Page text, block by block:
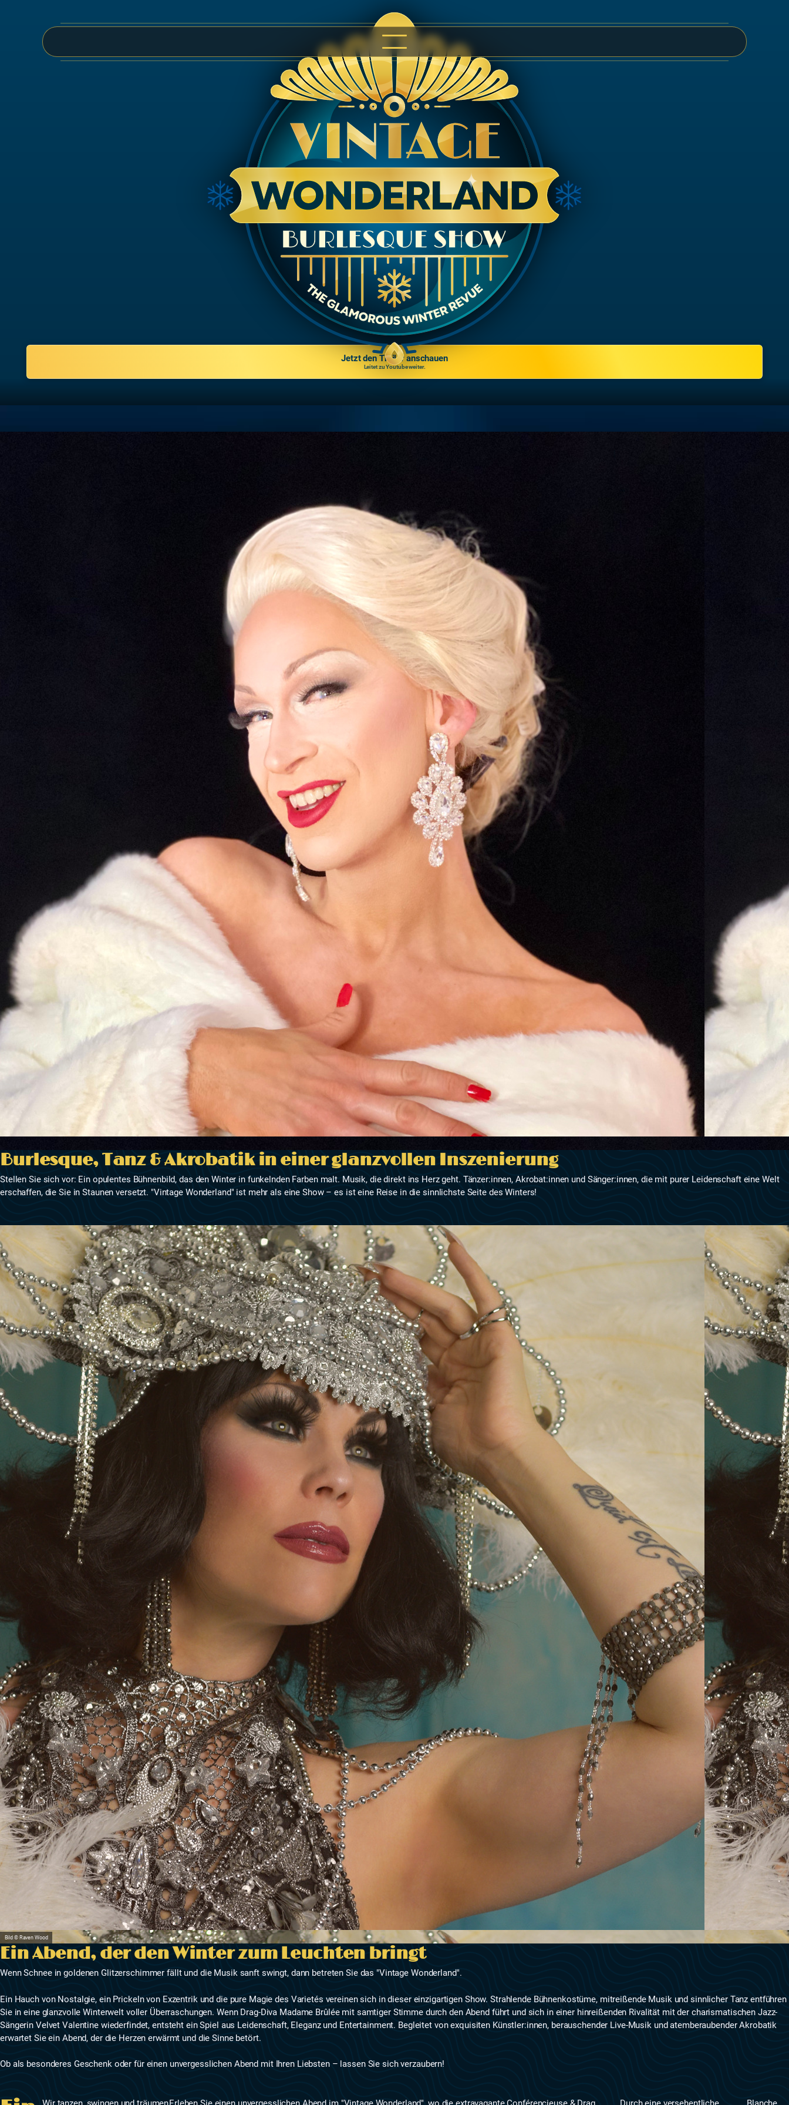
Jetzt den Trailer anschauen
Leitet zu Youtube weiter.
Burlesque, Tanz & Akrobatik in einer glanzvollen Inszenierung
Stellen Sie sich vor: Ein opulentes Bühnenbild, das den Winter in funkelnden Farben malt. Musik, die direkt ins Herz geht. Tänzer:innen, Akrobat:innen und Sänger:innen, die mit purer Leidenschaft eine Welt
erschaffen, die Sie in Staunen versetzt. "Vintage Wonderland" ist mehr als eine Show – es ist eine Reise in die sinnlichste Seite des Winters!
Bild © Raven Wood
Ein Abend, der den Winter zum Leuchten bringt
Wenn Schnee in goldenen Glitzerschimmer fällt und die Musik sanft swingt, dann betreten Sie das "Vintage Wonderland".
Ein Hauch von Nostalgie, ein Prickeln von Exzentrik und die pure Magie des Varietés vereinen sich in dieser einzigartigen Show. Strahlende Bühnenkostüme, mitreißende Musik und sinnlicher Tanz entführen
Sie in eine glanzvolle Winterwelt voller Überraschungen. Wenn Drag-Diva Madame Brûlée mit samtiger Stimme durch den Abend führt und sich in einer hinreißenden Rivalität mit der charismatischen Jazz-
Sängerin Velvet Valentine wiederfindet, entsteht ein Spiel aus Leidenschaft, Eleganz und Entertainment. Begleitet von exquisiten Künstler:innen, berauschender Live-Musik und atemberaubender Akrobatik
erwartet Sie ein Abend, der die Herzen erwärmt und die Sinne betört.
Ob als besonderes Geschenk oder für einen unvergesslichen Abend mit Ihren Liebsten – lassen Sie sich verzaubern!